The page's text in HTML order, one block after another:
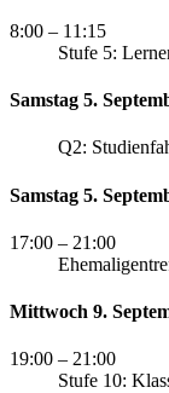
8:00 – 11:15
Stufe 5:
Samstag 5.
Q2:
Samstag 5.
17:00 – 21:00
Mittwoch 9.
19:00 – 21:00
Stufe 10: